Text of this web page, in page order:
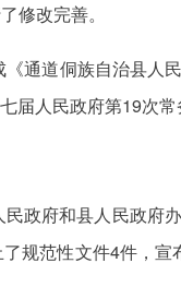
修改完善。
通道侗族自治县人
人民政府第19次常
政府和县人民政府
规范性文件4件，